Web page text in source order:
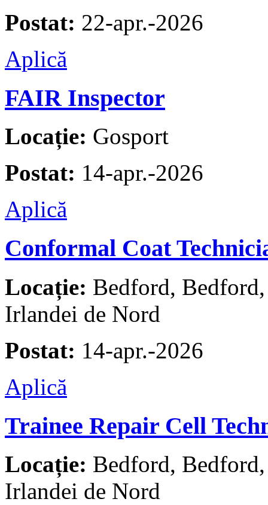
Postat: 22-apr.-2026
Aplică
FAIR Inspector
Locație: Gosport
Postat: 14-apr.-2026
Aplică
Conformal Coat
Locație: Bedford,
Irlandei de Nord
Postat: 14-apr.-2026
Aplică
Trainee Repair Cell
Locație: Bedford,
Irlandei de Nord